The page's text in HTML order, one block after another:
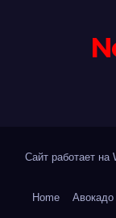
Сайт работает на
Home Авокадо